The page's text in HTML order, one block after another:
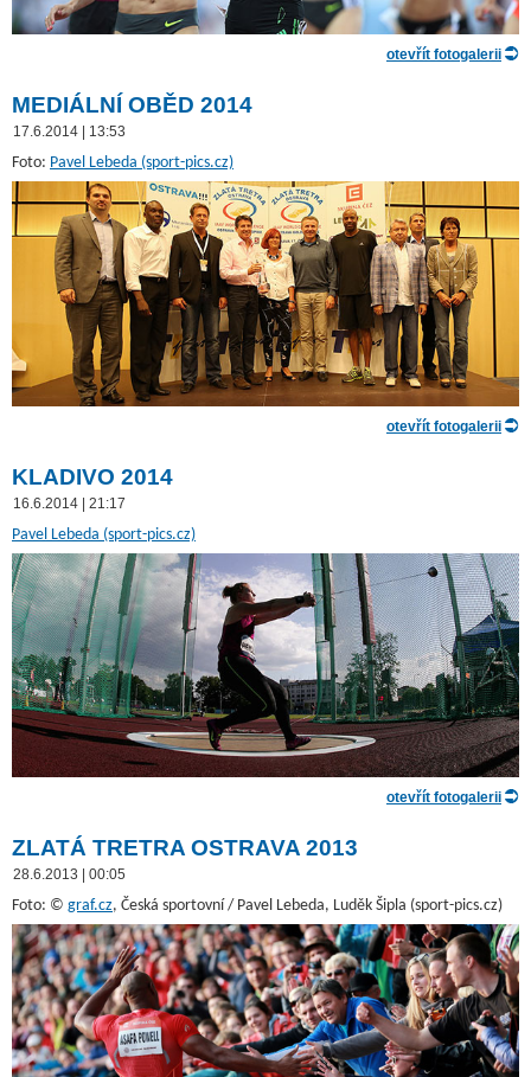
otevřít fotogalerii
MEDIÁLNÍ OBĚD 2014
17.6.2014 | 13:53
Foto: Pavel Lebeda (sport-pics.cz)
otevřít fotogalerii
KLADIVO 2014
16.6.2014 | 21:17
Pavel Lebeda (sport-pics.cz)
otevřít fotogalerii
ZLATÁ TRETRA OSTRAVA 2013
28.6.2013 | 00:05
Foto: © graf.cz, Česká sportovní / Pavel Lebeda, Luděk Šipla (sport-pics.cz)